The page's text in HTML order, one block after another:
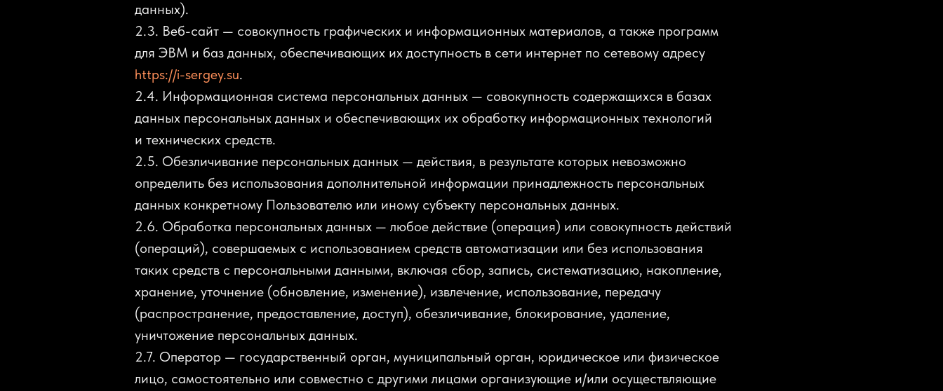
данных).
2.3. Веб-сайт — совокупность графических и информационных материалов, а также программ
для ЭВМ и баз данных, обеспечивающих их доступность в сети интернет по сетевому адресу
https://i-sergey.su.
2.4. Информационная система персональных данных — совокупность содержащихся в базах
данных персональных данных и обеспечивающих их обработку информационных технологий
и технических средств.
2.5. Обезличивание персональных данных — действия, в результате которых невозможно
определить без использования дополнительной информации принадлежность персональных
данных конкретному Пользователю или иному субъекту персональных данных.
2.6. Обработка персональных данных — любое действие (операция) или совокупность действий
(операций), совершаемых с использованием средств автоматизации или без использования
таких средств с персональными данными, включая сбор, запись, систематизацию, накопление,
хранение, уточнение (обновление, изменение), извлечение, использование, передачу
(распространение, предоставление, доступ), обезличивание, блокирование, удаление,
уничтожение персональных данных.
2.7. Оператор — государственный орган, муниципальный орган, юридическое или физическое
лицо, самостоятельно или совместно с другими лицами организующие и/или осуществляющие